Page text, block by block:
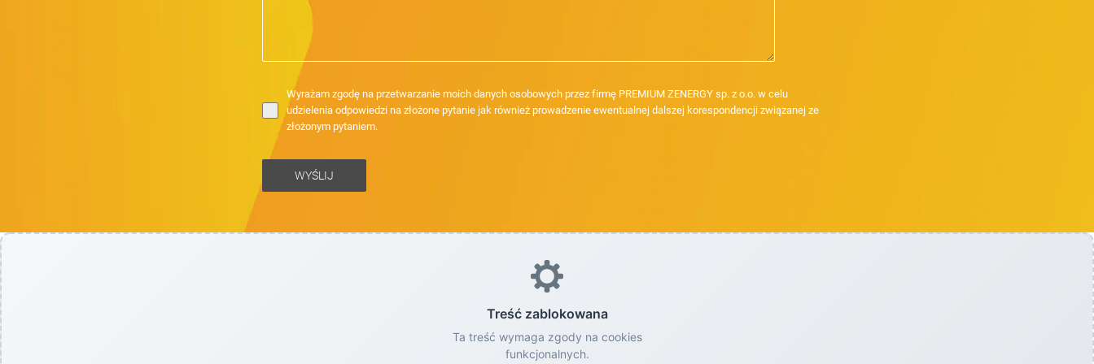
Wyrażam zgodę na przetwarzanie moich danych osobowych przez firmę PREMIUM ZENERGY sp. z o.o. w celu
udzielenia odpowiedzi na złożone pytanie jak również prowadzenie ewentualnej dalszej korespondencji związanej ze
złożonym pytaniem.
WYŚLIJ
Treść zablokowana
Ta treść wymaga zgody na cookies
funkcjonalnych.